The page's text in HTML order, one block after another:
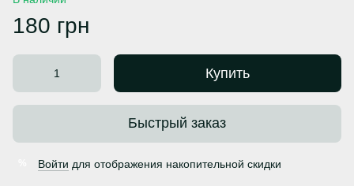
180 грн
Купить
Быстрый заказ
Войти для отображения накопительной скидки